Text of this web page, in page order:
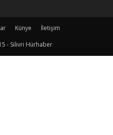
Künye
İletişim
- Silivri Hürhaber